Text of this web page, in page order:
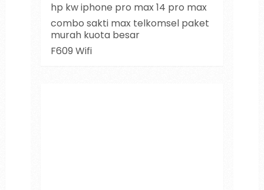
hp kw iphone pro max 14 pro max
combo sakti max telkomsel paket
murah kuota besar
F609 Wifi